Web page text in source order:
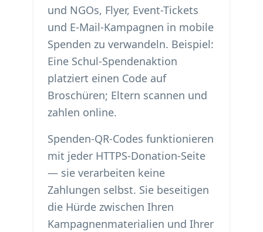
und NGOs, Flyer, Event-Tickets
und E-Mail-Kampagnen in mobile
Spenden zu verwandeln. Beispiel:
Eine Schul-Spendenaktion
platziert einen Code auf
Broschüren; Eltern scannen und
zahlen online.
Spenden-QR-Codes funktionieren
mit jeder HTTPS-Donation-Seite
— sie verarbeiten keine
Zahlungen selbst. Sie beseitigen
die Hürde zwischen Ihren
Kampagnenmaterialien und Ihrer